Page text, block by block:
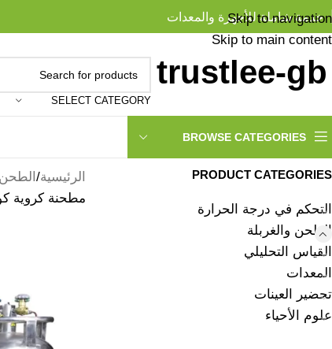
Skip to navigation
Skip to main content
خدمة شاملة للأجهزة والمعدات
SELECT CATEGORY
BROWSE CATEGORIES
PRODUCT CATEGORIES
التحكم في درجة الحرارة
الطحن والغربلة
القياس التحليلي
المعدات
تحضير العينات
علوم الأحياء
الرئيسية الطحن
مطحنة كروية